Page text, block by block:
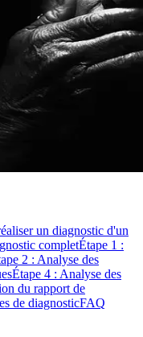
un diagnostic d'un
completÉtape 1 :
2 : Analyse des
Étape 4 : Analyse des
du rapport de
de diagnosticFAQ